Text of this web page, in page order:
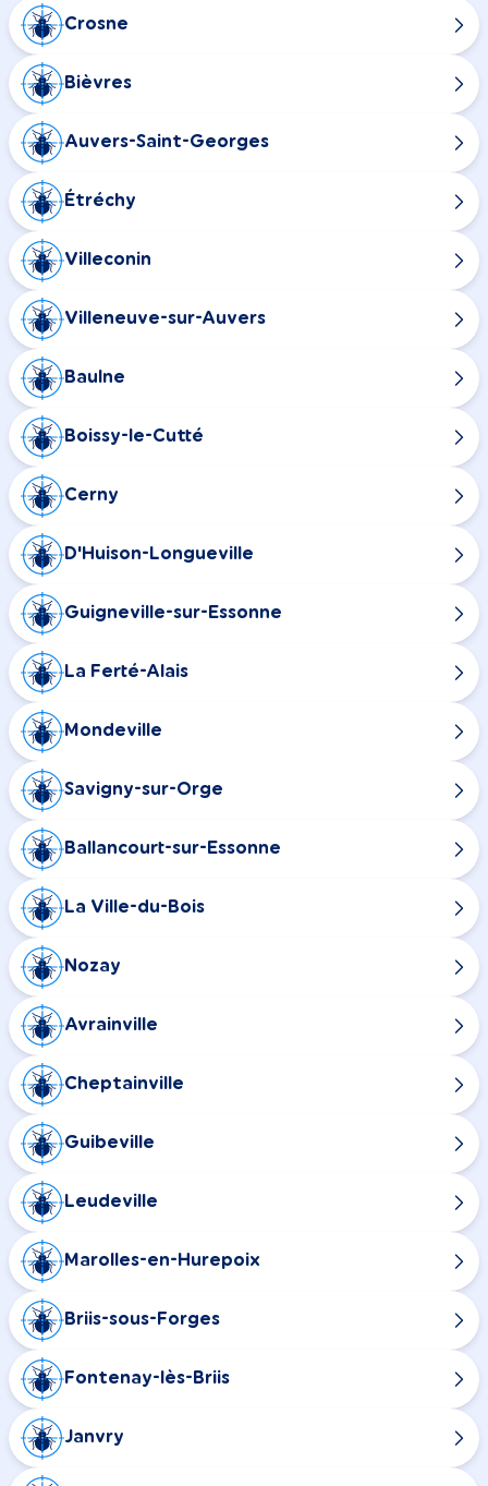
Crosne
Bièvres
Auvers-Saint-Georges
Étréchy
Villeconin
Villeneuve-sur-Auvers
Baulne
Boissy-le-Cutté
Cerny
D'Huison-Longueville
Guigneville-sur-Essonne
La Ferté-Alais
Mondeville
Savigny-sur-Orge
Ballancourt-sur-Essonne
La Ville-du-Bois
Nozay
Avrainville
Cheptainville
Guibeville
Leudeville
Marolles-en-Hurepoix
Briis-sous-Forges
Fontenay-lès-Briis
Janvry